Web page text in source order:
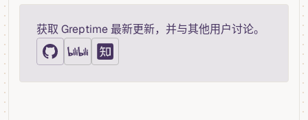
获取 Greptime 最新更新，并与其他用户讨论。